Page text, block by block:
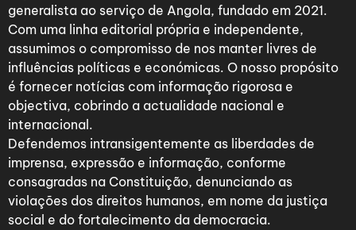
generalista ao serviço de Angola, fundado em 2021.
Com uma linha editorial própria e independente,
assumimos o compromisso de nos manter livres de
influências políticas e económicas. O nosso propósito
é fornecer notícias com informação rigorosa e
objectiva, cobrindo a actualidade nacional e
internacional.
Defendemos intransigentemente as liberdades de
imprensa, expressão e informação, conforme
consagradas na Constituição, denunciando as
violações dos direitos humanos, em nome da justiça
social e do fortalecimento da democracia.